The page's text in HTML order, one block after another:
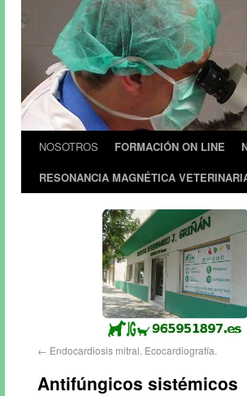
NOSOTROS FORMACIÓN ON LINE
RESONANCIA MAGNÉTICA
← Endocardiosis mitral. Ecocardiografía.
Antifúngicos sistémicos